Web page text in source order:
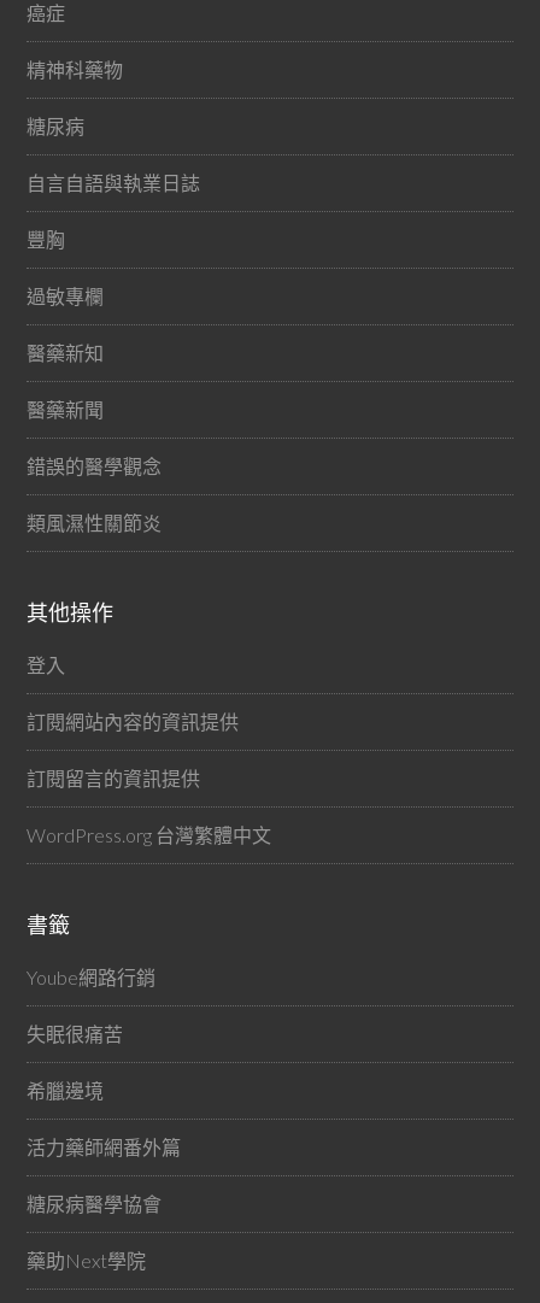
癌症
精神科藥物
糖尿病
自言自語與執業日誌
豐胸
過敏專欄
醫藥新知
醫藥新聞
錯誤的醫學觀念
類風濕性關節炎
其他操作
登入
訂閱網站內容的資訊提供
訂閱留言的資訊提供
WordPress.org 台灣繁體中文
書籤
Yoube網路行銷
失眠很痛苦
希臘邊境
活力藥師網番外篇
糖尿病醫學協會
藥助Next學院